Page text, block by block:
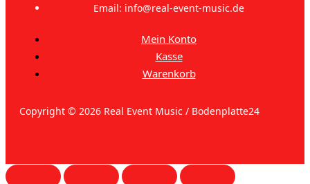
Email: info@real-event-music.de
Mein Konto
Kasse
Warenkorb
Copyright © 2026 Real Event Music / Bodenplatte24